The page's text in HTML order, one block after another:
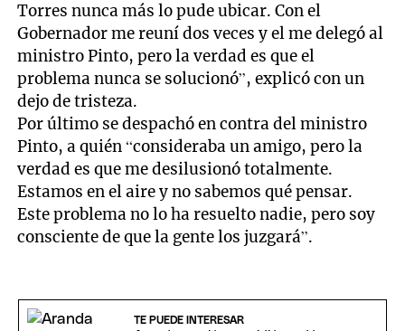
Torres nunca más lo pude ubicar. Con el
Gobernador me reuní dos veces y el me delegó al
ministro Pinto, pero la verdad es que el
problema nunca se solucionó”, explicó con un
dejo de tristeza.
Por último se despachó en contra del ministro
Pinto, a quién “consideraba un amigo, pero la
verdad es que me desilusionó totalmente.
Estamos en el aire y no sabemos qué pensar.
Este problema no lo ha resuelto nadie, pero soy
consciente de que la gente los juzgará”.
TE PUEDE INTERESAR